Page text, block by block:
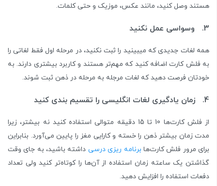
هستند وصل کنید، مانند عکس، موزیک و حتی کلمات.
3. وسواسی عمل نکنید
همه لغات جدیدی که میبینید را ثبت نکنید، در مرحله اول فقط لغاتی را
به فلش کارت اضافه کنید که مهم‌تر هستند و کاربرد بیشتری دارند. به
خودتان فرصت دهید که لغات مرجله به مرحله در ذهن ثبت شوند.
4. زمان یادگیری لغات انگلیسی را تقسیم بندی کنید
از فلش کارت‌ها 10 تا 15 دقیقه متوالی استفاده کنید نه بیشتر، زیرا
مدت زمان بیشتر ذهن را خسته و کارایی مغز را پایین می‌آورد. بنابراین
برای مرور فلش کارت‌ها برنامه ریزی درسی داشته باشید، به جای وقت
گذاشتن یک ساعته زمان استفاده از آن‌ها را کوتاه‌تر کنید ولی تعداد
دفعات استفاده را افزایش دهید.